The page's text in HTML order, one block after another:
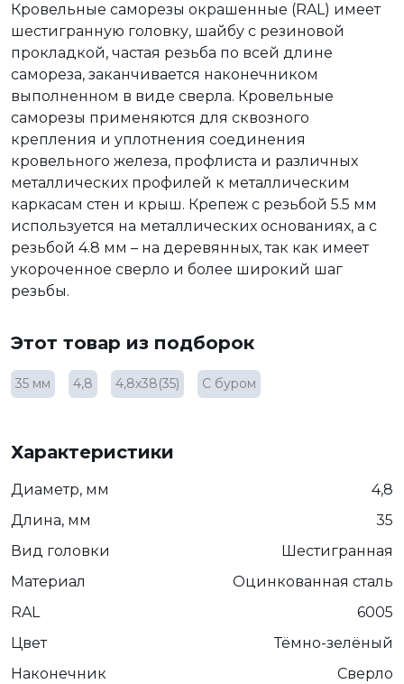
Кровельные саморезы окрашенные (RAL) имеет
шестигранную головку, шайбу с резиновой
прокладкой, частая резьба по всей длине
самореза, заканчивается наконечником
выполненном в виде сверла. Кровельные
саморезы применяются для сквозного
крепления и уплотнения соединения
кровельного железа, профлиста и различных
металлических профилей к металлическим
каркасам стен и крыш. Крепеж с резьбой 5.5 мм
используется на металлических основаниях, а с
резьбой 4.8 мм – на деревянных, так как имеет
укороченное сверло и более широкий шаг
резьбы.
Этот товар из подборок
35 мм 4,8 4,8х38(35) С буром
Характеристики
Диаметр, мм
4,8
Длина, мм
35
Вид головки
Шестигранная
Материал
Оцинкованная сталь
RAL
6005
Цвет
Тёмно-зелёный
Наконечник
Сверло